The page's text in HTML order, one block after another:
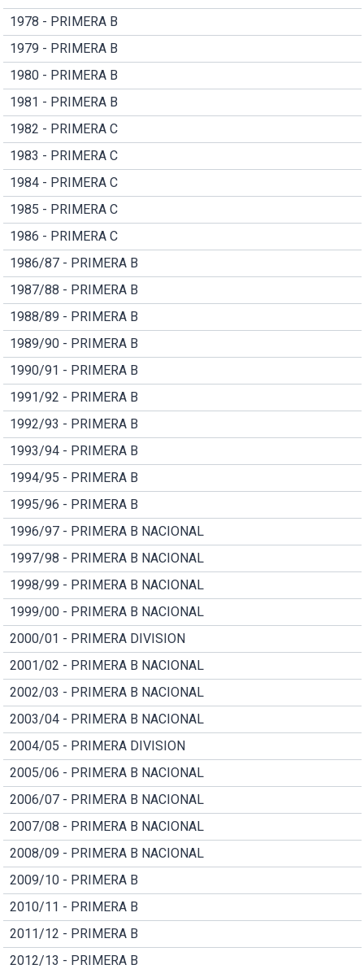
1978 - PRIMERA B
1979 - PRIMERA B
1980 - PRIMERA B
1981 - PRIMERA B
1982 - PRIMERA C
1983 - PRIMERA C
1984 - PRIMERA C
1985 - PRIMERA C
1986 - PRIMERA C
1986/87 - PRIMERA B
1987/88 - PRIMERA B
1988/89 - PRIMERA B
1989/90 - PRIMERA B
1990/91 - PRIMERA B
1991/92 - PRIMERA B
1992/93 - PRIMERA B
1993/94 - PRIMERA B
1994/95 - PRIMERA B
1995/96 - PRIMERA B
1996/97 - PRIMERA B NACIONAL
1997/98 - PRIMERA B NACIONAL
1998/99 - PRIMERA B NACIONAL
1999/00 - PRIMERA B NACIONAL
2000/01 - PRIMERA DIVISION
2001/02 - PRIMERA B NACIONAL
2002/03 - PRIMERA B NACIONAL
2003/04 - PRIMERA B NACIONAL
2004/05 - PRIMERA DIVISION
2005/06 - PRIMERA B NACIONAL
2006/07 - PRIMERA B NACIONAL
2007/08 - PRIMERA B NACIONAL
2008/09 - PRIMERA B NACIONAL
2009/10 - PRIMERA B
2010/11 - PRIMERA B
2011/12 - PRIMERA B
2012/13 - PRIMERA B